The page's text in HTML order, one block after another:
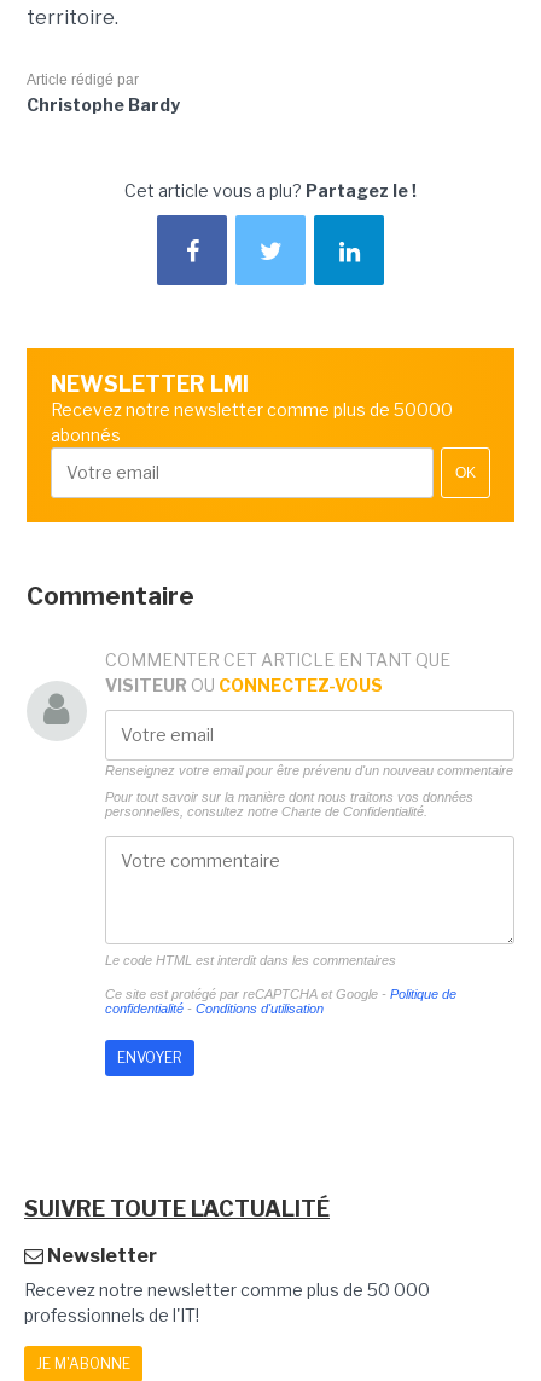
territoire.
Article rédigé par
Christophe Bardy
Cet article vous a plu? Partagez le !
NEWSLETTER LMI
Recevez notre newsletter comme plus de 50000
abonnés
OK
Commentaire
COMMENTER CET ARTICLE EN TANT QUE
VISITEUR OU CONNECTEZ-VOUS
Renseignez votre email pour être prévenu d'un nouveau commentaire
Pour tout savoir sur la manière dont nous traitons vos données
personnelles, consultez notre Charte de Confidentialité.
Le code HTML est interdit dans les commentaires
Ce site est protégé par reCAPTCHA et Google - Politique de
confidentialité- Conditions d'utilisation
SUIVRE TOUTE L'ACTUALITÉ
Newsletter
Recevez notre newsletter comme plus de 50 000
professionnels de l'IT!
JE M'ABONNE